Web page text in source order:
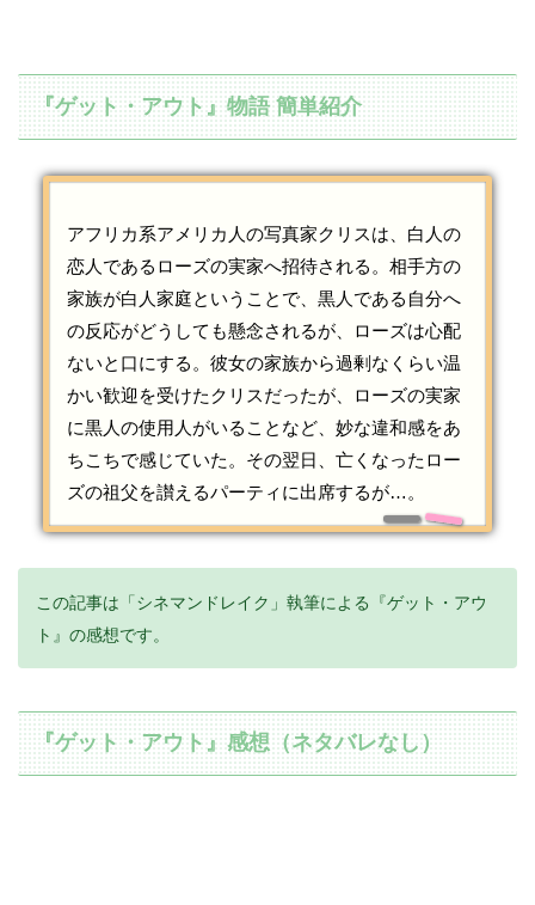
『ゲット・アウト』物語 簡単紹介
アフリカ系アメリカ人の写真家クリスは、白人の
恋人であるローズの実家へ招待される。相手方の
家族が白人家庭ということで、黒人である自分へ
の反応がどうしても懸念されるが、ローズは心配
ないと口にする。彼女の家族から過剰なくらい温
かい歓迎を受けたクリスだったが、ローズの実家
に黒人の使用人がいることなど、妙な違和感をあ
ちこちで感じていた。その翌日、亡くなったロー
ズの祖父を讃えるパーティに出席するが…。
この記事は「シネマンドレイク」執筆による『ゲット・アウ
ト』の感想です。
『ゲット・アウト』感想（ネタバレなし）